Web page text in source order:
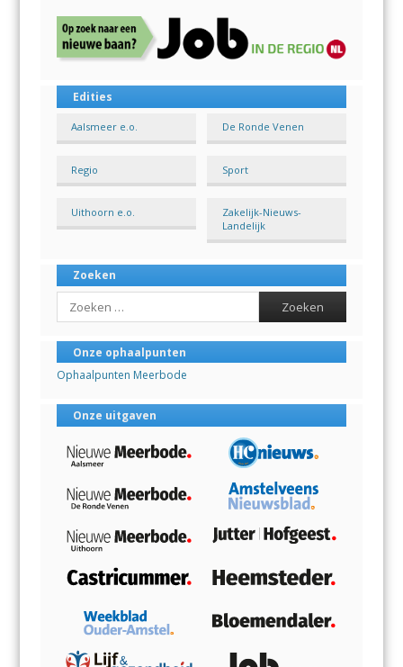
Edities
Aalsmeer e.o. De Ronde Venen
Regio Sport
Uithoorn e.o.
Zakelijk-Nieuws-
Landelijk
Zoeken
Search
Onze ophaalpunten
Ophaalpunten Meerbode
Onze uitgaven